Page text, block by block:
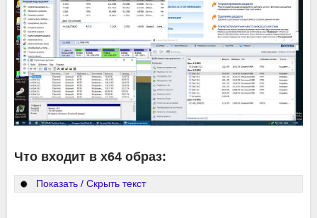
Что входит в x64 образ:
Показать / Скрыть текст